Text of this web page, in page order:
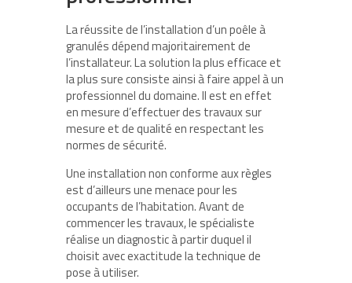
La réussite de l’installation d’un poêle à
granulés dépend majoritairement de
l’installateur. La solution la plus efficace et
la plus sure consiste ainsi à faire appel à un
professionnel du domaine. Il est en effet
en mesure d’effectuer des travaux sur
mesure et de qualité en respectant les
normes de sécurité.
Une installation non conforme aux règles
est d’ailleurs une menace pour les
occupants de l’habitation. Avant de
commencer les travaux, le spécialiste
réalise un diagnostic à partir duquel il
choisit avec exactitude la technique de
pose à utiliser.